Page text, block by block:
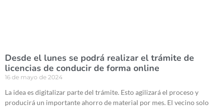
Desde el lunes se podrá realizar el trámite de
licencias de conducir de forma online
16 de mayo de 2024
La idea es digitalizar parte del trámite. Esto agilizará el proceso y
producirá un importante ahorro de material por mes. El vecino solo